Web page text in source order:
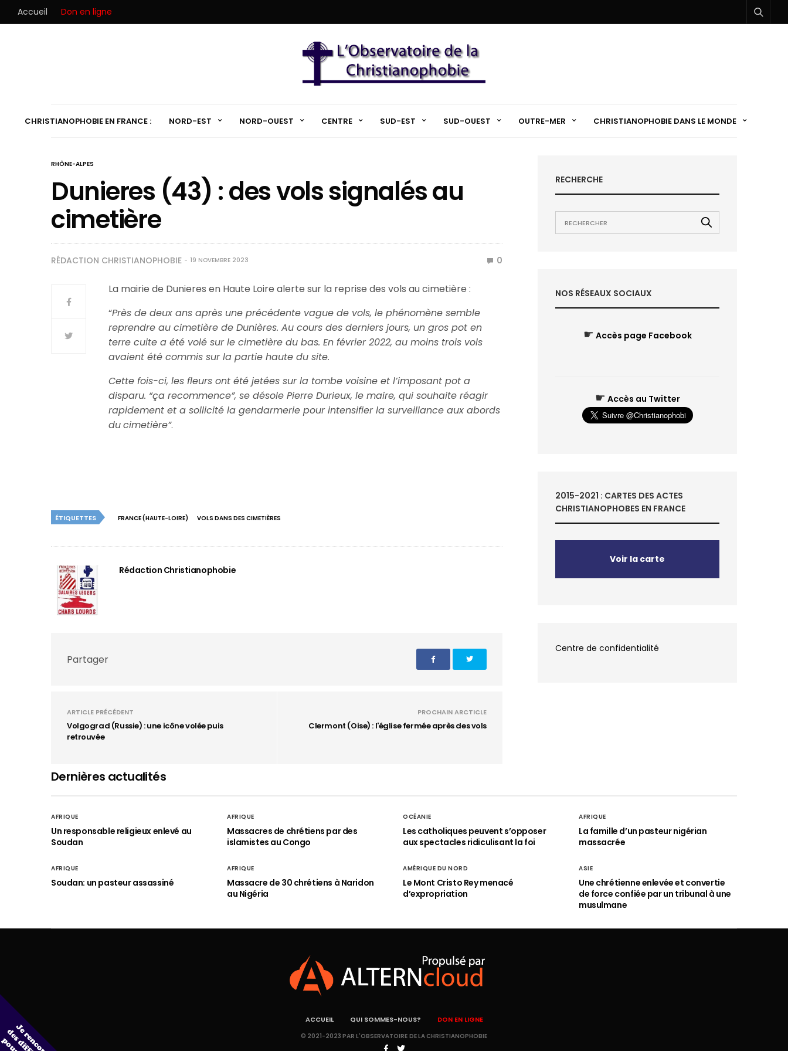
Accueil Don en ligne
CHRISTIANOPHOBIE EN FRANCE : NORD-EST NORD-OUEST CENTRE SUD-EST SUD-OUEST OUTRE-MER CHRISTIANOPHOBIE DANS LE MONDE
RHÔNE-ALPES
Dunieres (43) : des vols signalés au
cimetière
RÉDACTION CHRISTIANOPHOBIE 19 NOVEMBRE 2023 0
La mairie de Dunieres en Haute Loire alerte sur la reprise des vols au cimetière :
“Près de deux ans après une précédente vague de vols, le phénomène semble
reprendre au cimetière de Dunières. Au cours des derniers jours, un gros pot en
terre cuite a été volé sur le cimetière du bas. En février 2022, au moins trois vols
avaient été commis sur la partie haute du site.
Cette fois-ci, les fleurs ont été jetées sur la tombe voisine et l’imposant pot a
disparu. “ça recommence”, se désole Pierre Durieux, le maire, qui souhaite réagir
rapidement et a sollicité la gendarmerie pour intensifier la surveillance aux abords
ducimetière”.
ÉTIQUETTES FRANCE (HAUTE-LOIRE) VOLS DANS DES CIMETIÈRES
Rédaction Christianophobie
Partager
ARTICLE PRÉCÉDENT
Volgograd (Russie) : une icône volée puis
retrouvée
PROCHAIN ARCTICLE
Clermont (Oise) : l'église fermée après des vols
RECHERCHE
NOS RÉSEAUX SOCIAUX
☛ Accès page Facebook
☛ Accès au Twitter
2015-2021 : CARTES DES ACTES
CHRISTIANOPHOBES EN FRANCE
Voir la carte
Centre de confidentialité
Dernières actualités
AFRIQUE
Un responsable religieux enlevé au
Soudan
AFRIQUE
Massacres de chrétiens par des
islamistes au Congo
OCÉANIE
Les catholiques peuvent s’opposer
aux spectacles ridiculisant la foi
AFRIQUE
La famille d’un pasteur nigérian
massacrée
AFRIQUE
Soudan: un pasteur assassiné
AFRIQUE
Massacre de 30 chrétiens à Naridon
au Nigéria
AMÉRIQUE DU NORD
Le Mont Cristo Rey menacé
d’expropriation
ASIE
Une chrétienne enlevée et convertie
de force confiée par un tribunal à une
musulmane
ACCUEIL QUI SOMMES-NOUS? DON EN LIGNE
© 2021-2023 PAR L'OBSERVATOIRE DE LA CHRISTIANOPHOBIE